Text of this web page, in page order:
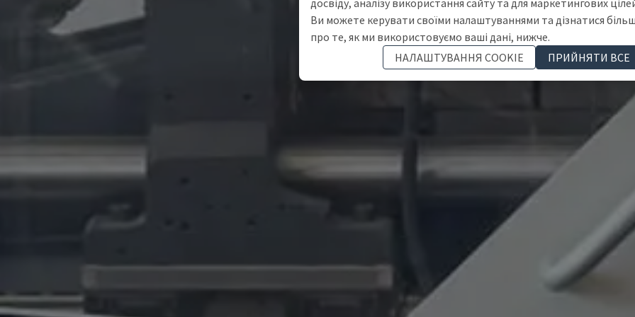
досвіду, аналізу використання сайту та для маркетингових
Ви можете керувати своїми налаштуваннями та дізнатися
про те, як ми використовуємо ваші дані, нижче.
НАЛАШТУВАННЯ COOKIE
ПРИЙНЯТИ ВСЕ